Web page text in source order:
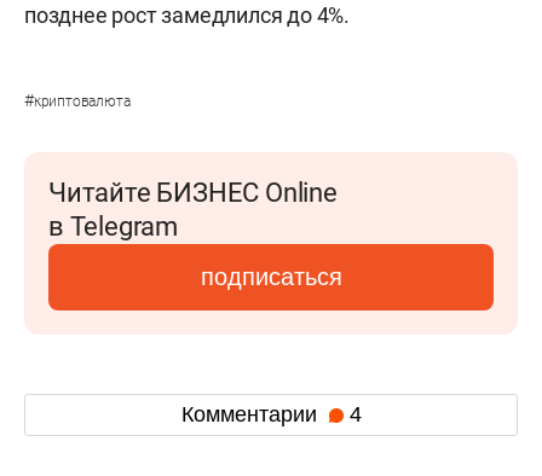
позднее рост замедлился до 4%.
#криптовалюта
Читайте БИЗНЕС Online
в Telegram
подписаться
Комментарии 4